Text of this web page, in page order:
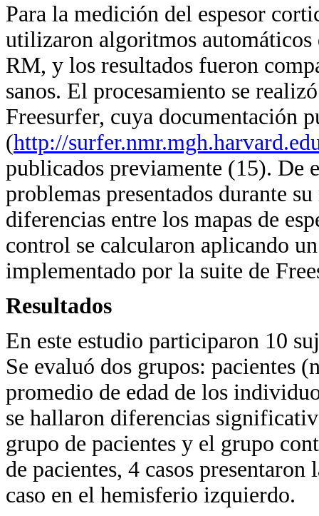
Para la medición del espesor
utilizaron algoritmos automáticos
RM, y los resultados fueron
sanos. El procesamiento se
Freesurfer, cuya documentación
(http://
publicados previamente (15). De
problemas presentados durante
diferencias entre los mapas de
control se calcularon aplicando
implementado por la suite de
Resultados
En este estudio participaron 10
Se evaluó dos grupos: pacientes
promedio de edad de los
se hallaron diferencias
grupo de pacientes y el grupo
de pacientes, 4 casos
caso en el hemisferio izquierdo.